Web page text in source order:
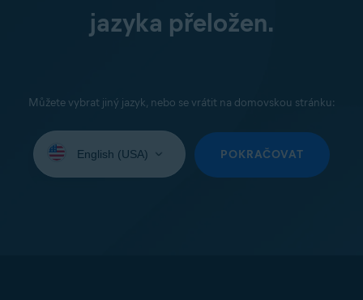
jazyka přeložen.
Můžete vybrat jiný jazyk, nebo se vrátit na domovskou stránku:
jazyk:
POKRAČOVAT